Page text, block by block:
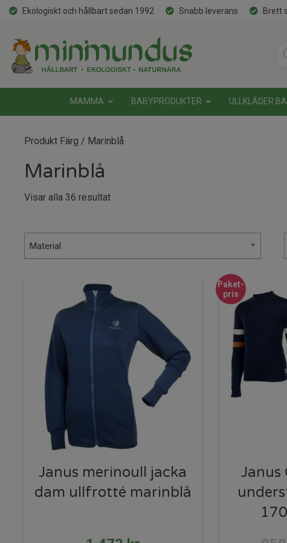
Ekologiskt och hållbart sedan 1992 Snabb leverans Brett
MAMMA BABYPRODUKTER ULLKLÄDER
Produkt Färg / Marinblå
Marinblå
Visar alla 36 resultatSortera
Material
Janus merinoull jacka
dam ullfrotté marinblå
Paket-
pris
Janus